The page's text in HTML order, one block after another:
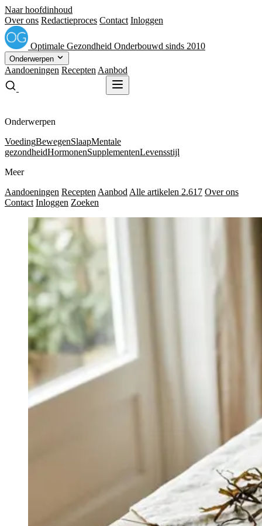
Naar hoofdinhoud
Over ons Redactieproces Contact Inloggen
Optimale Gezondheid Onderbouwd sinds 2010
Onderwerpen
Aandoeningen Recepten Aanbod
Onderwerpen
VoedingBewegenSlaapMentale
gezondheidHormonenSupplementenLevensstijl
Meer
Aandoeningen Recepten Aanbod Alle artikelen 2.617 Over ons
Contact Inloggen Zoeken